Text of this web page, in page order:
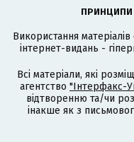
ПРИНЦИПИ
Використання
інтернет-видань -
Всі матеріали, які
агентство "Інтерфакс-
відтворенню та/чи
інакше як з